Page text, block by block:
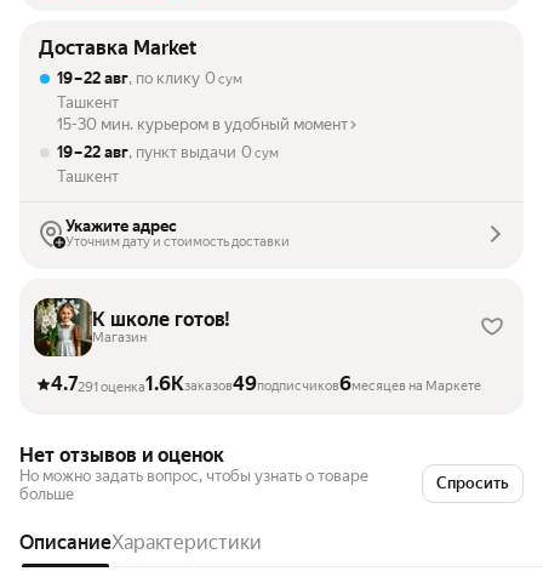
Доставка Market
19 – 22 авг, по клику 0 сум
Ташкент
15-30 мин. курьером в удобный момент
19 – 22 авг, пункт выдачи 0 сум
Ташкент
Укажите адрес
Уточним дату и стоимость доставки
К школе готов!
Магазин
4.7291 оценка1.6Kзаказов49подписчиков6месяцев на Маркете
Нет отзывов и оценок
Но можно задать вопрос, чтобы узнать о товаре
больше
Спросить
ОписаниеХарактеристики